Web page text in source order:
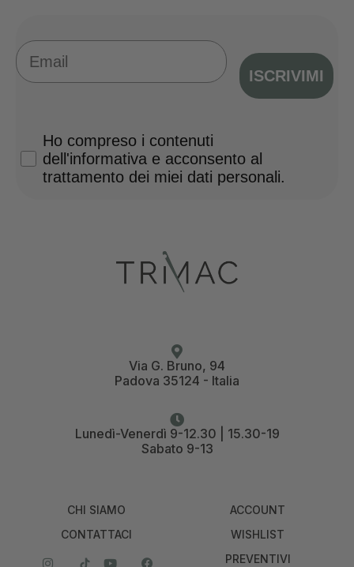
Email
ISCRIVIMI
Privacy Policy
Ho compreso i contenuti
dell'informativa e acconsento al
trattamento dei miei dati personali.
Via G. Bruno, 94
Padova 35124 - Italia
Lunedì-Venerdì 9-12.30 | 15.30-19
Sabato 9-13
CHI SIAMO
CONTATTACI
ACCOUNT
WISHLIST
PREVENTIVI